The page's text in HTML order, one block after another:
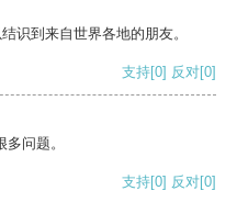
识到来自世界各地的朋友。
支持[0] 反对[0]
问题。
支持[0] 反对[0]